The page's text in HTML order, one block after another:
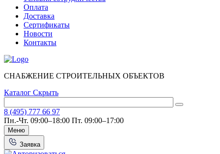
Оплата
Доставка
Сертификаты
Новости
Контакты
СНАБЖЕНИЕ СТРОИТЕЛЬНЫХ ОБЪЕКТОВ
Каталог Скрыть
8 (495) 777 66 97
Пн.-Чт. 09:00–18:00 Пт. 09:00–17:00
Меню
Заявка